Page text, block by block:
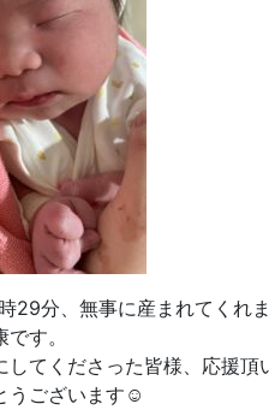
29分、無事に産まれてくれま
す。
してくださった皆様、応援頂
うございます☺️